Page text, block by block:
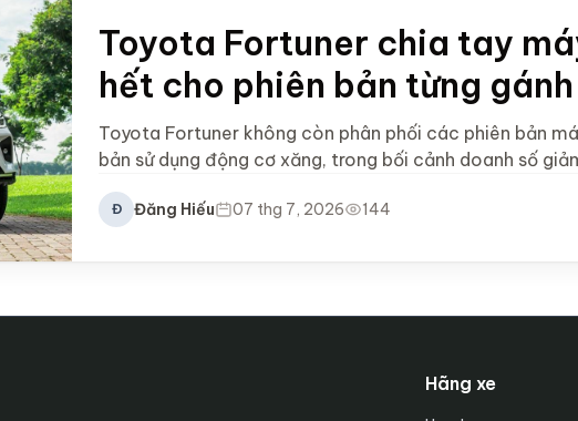
Toyota Fortuner chia tay
hết cho phiên bản từng
Toyota Fortuner không còn phân phối các phiên bản
bản sử dụng động cơ xăng, trong bối cảnh doanh số
Đ Đăng Hiếu 07 thg 7, 2026 144
Hãng xe